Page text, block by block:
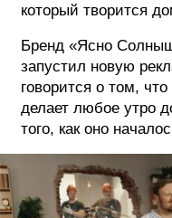
который творится
Бренд «Ясно
запустил новую
говорится о том,
делает любое утро
того, как оно